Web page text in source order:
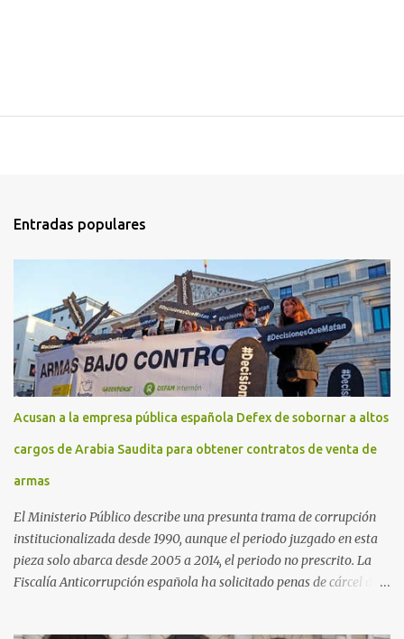
Entradas populares
Acusan a la empresa pública española Defex de sobornar a altos
cargos de Arabia Saudita para obtener contratos de venta de
armas
El Ministerio Público describe una presunta trama de corrupción
institucionalizada desde 1990, aunque el periodo juzgado en esta
pieza solo abarca desde 2005 a 2014, el periodo no prescrito. La
Fiscalía Anticorrupción española ha solicitado penas de cárcel de